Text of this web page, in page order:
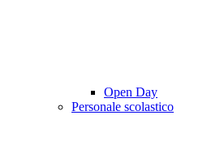
Open Day
Personale scolastico